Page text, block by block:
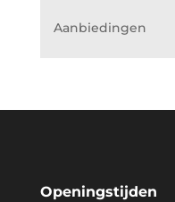
Aanbiedingen
Openingstijden